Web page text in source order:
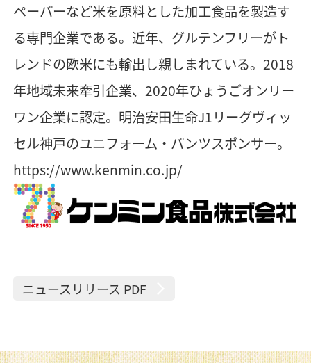
ペーパーなど米を原料とした加工食品を製造す
る専門企業である。近年、グルテンフリーがト
レンドの欧米にも輸出し親しまれている。2018
年地域未来牽引企業、2020年ひょうごオンリー
ワン企業に認定。明治安田生命J1リーグヴィッ
セル神戸のユニフォーム・パンツスポンサー。
https://www.kenmin.co.jp/
ニュースリリース PDF